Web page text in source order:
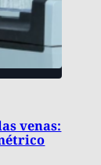
venas: